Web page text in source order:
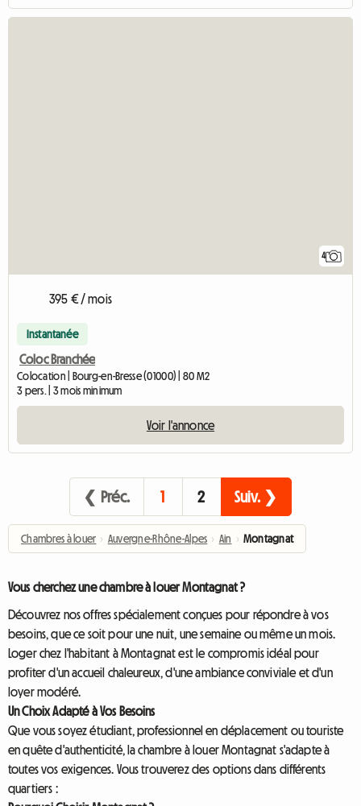
4
395 € / mois
Instantanée
Coloc Branchée
Colocation | Bourg-en-Bresse (01000) | 80 M2
3 pers. | 3 mois minimum
Voir l'annonce
❮ Préc. 1 2 Suiv. ❯
Chambres à louer › Auvergne-Rhône-Alpes › Ain › Montagnat
Vous cherchez une chambre à louer Montagnat ?
Découvrez nos offres spécialement conçues pour répondre à vos
besoins, que ce soit pour une nuit, une semaine ou même un mois.
Loger chez l'habitant à Montagnat est le compromis idéal pour
profiter d'un accueil chaleureux, d'une ambiance conviviale et d'un
loyer modéré.
Un Choix Adapté à Vos Besoins
Que vous soyez étudiant, professionnel en déplacement ou touriste
en quête d'authenticité, la chambre à louer Montagnat s'adapte à
toutes vos exigences. Vous trouverez des options dans différents
quartiers :